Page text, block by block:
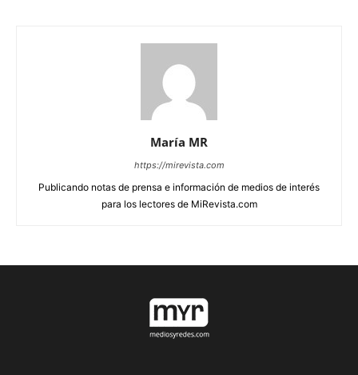
María MR
https://mirevista.com
Publicando notas de prensa e información de medios de interés
para los lectores de MiRevista.com